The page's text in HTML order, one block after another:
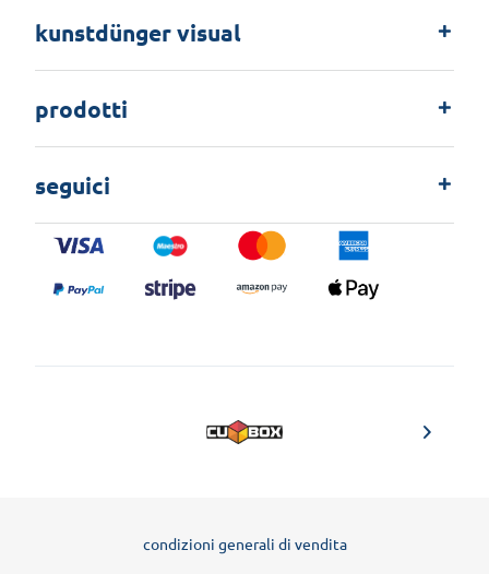
kunstdünger visual
prodotti
seguici
condizioni generali di vendita